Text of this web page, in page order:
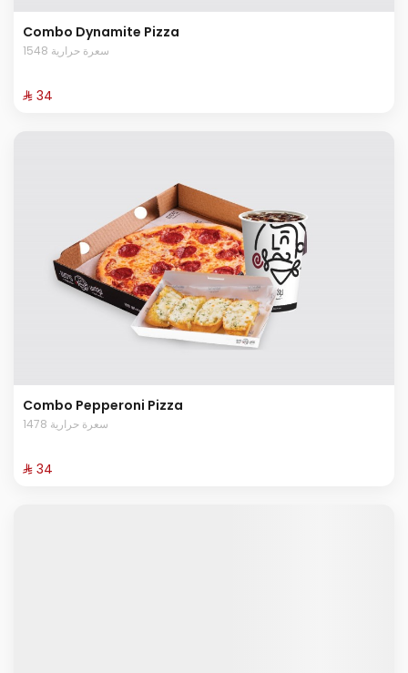
Combo Dynamite Pizza
1548 سعرة حرارية
⁨⁦‪‬ 34⁩
Combo Pepperoni Pizza
1478 سعرة حرارية
⁨⁦‪‬ 34⁩